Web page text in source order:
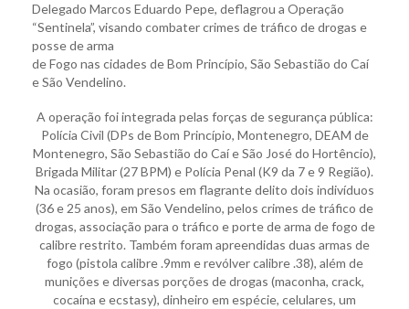
Delegado Marcos Eduardo Pepe, deflagrou a Operação
“Sentinela”, visando combater crimes de tráfico de drogas e
posse de arma
de Fogo nas cidades de Bom Princípio, São Sebastião do Caí
e São Vendelino.
A operação foi integrada pelas forças de segurança pública:
Polícia Civil (DPs de Bom Princípio, Montenegro, DEAM de
Montenegro, São Sebastião do Caí e São José do Hortêncio),
Brigada Militar (27 BPM) e Polícia Penal (K9 da 7 e 9 Região).
Na ocasião, foram presos em flagrante delito dois indivíduos
(36 e 25 anos), em São Vendelino, pelos crimes de tráfico de
drogas, associação para o tráfico e porte de arma de fogo de
calibre restrito. Também foram apreendidas duas armas de
fogo (pistola calibre .9mm e revólver calibre .38), além de
munições e diversas porções de drogas (maconha, crack,
cocaína e ecstasy), dinheiro em espécie, celulares, um